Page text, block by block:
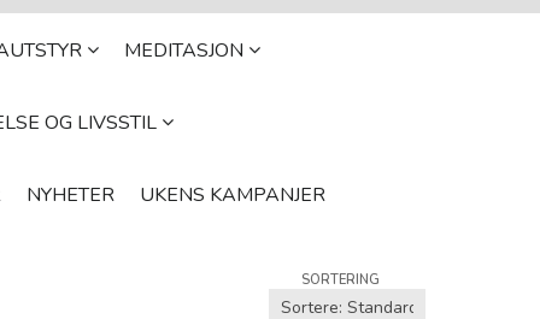
MEDITASJON
OG LIVSSTIL
NYHETER UKENS KAMPANJER
SORTERING